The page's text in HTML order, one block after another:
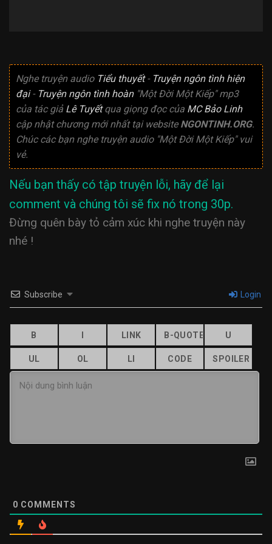
Nghe truyện audio Tiểu thuyết- Truyện ngôn tình hiện
đại- Truyện ngôn tình hoàn"Một Đời Một Kiếp" mp3
của tác giả Lê Tuyếtqua giọng đọc của MC Bảo Linh
cập nhật chương mới nhất tại website NGONTINH.ORG.
Chúc các bạn nghe truyện audio "Một Đời Một Kiếp" vui
vẻ.
Nếu bạn thấy có tập truyện lỗi, hãy để lại
comment và chúng tôi sẽ fix nó trong 30p.
Đừng quên bày tỏ cảm xúc khi nghe truyện này
nhé !
Subscribe Login
0 COMMENTS